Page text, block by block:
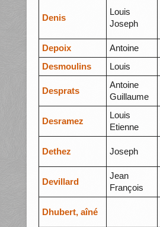
Denis
Louis
Joseph
Depoix Antoine
Desmoulins
Louis
Desprats
Antoine
Guillaume
Desramez
Louis
Etienne
Dethez Joseph
Devillard
Jean
François
Dhubert, aîné